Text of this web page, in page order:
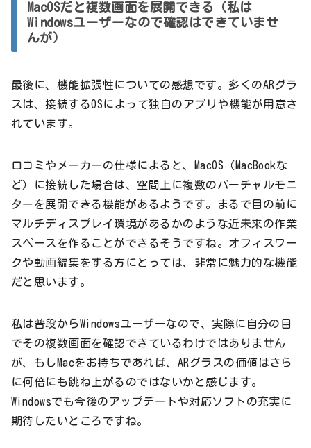
MacOSだと複数画面を展開できる（私は
Windowsユーザーなので確認はできていませ
んが）
最後に、機能拡張性についての感想です。多くのARグラ
スは、接続するOSによって独自のアプリや機能が用意さ
れています。
口コミやメーカーの仕様によると、MacOS（MacBookな
ど）に接続した場合は、空間上に複数のバーチャルモニ
ターを展開できる機能があるようです。まるで目の前に
マルチディスプレイ環境があるかのような近未来の作業
スペースを作ることができるそうですね。オフィスワー
クや動画編集をする方にとっては、非常に魅力的な機能
だと思います。
私は普段からWindowsユーザーなので、実際に自分の目
でその複数画面を確認できているわけではありません
が、もしMacをお持ちであれば、ARグラスの価値はさら
に何倍にも跳ね上がるのではないかと感じます。
Windowsでも今後のアップデートや対応ソフトの充実に
期待したいところですね。